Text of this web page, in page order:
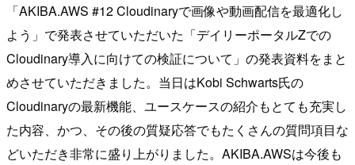
「AKIBA.AWS #12 Cloudinaryで画像や動画配信を最適化し
よう」で発表させていただいた「デイリーポータルZでの
Cloudinary導入に向けての検証について」の発表資料をまと
めさせていただきました。当日はKobi Schwarts氏の
Cloudinaryの最新機能、ユースケースの紹介もとても充実し
た内容、かつ、その後の質疑応答でもたくさんの質問項目な
どいただき非常に盛り上がりました。AKIBA.AWSは今後も